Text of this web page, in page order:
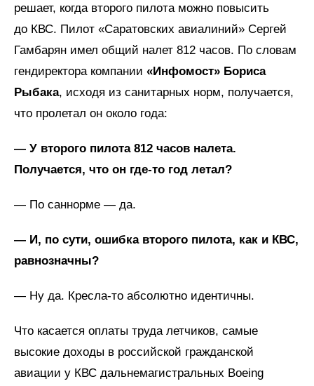
решает, когда второго пилота можно повысить
до КВС. Пилот «Саратовских авиалиний» Сергей
Гамбарян имел общий налет 812 часов. По словам
гендиректора компании «Инфомост» Бориса
Рыбака, исходя из санитарных норм, получается,
что пролетал он около года:
— У второго пилота 812 часов налета.
Получается, что он где-то год летал?
— По саннорме — да.
— И, по сути, ошибка второго пилота, как и КВС,
равнозначны?
— Ну да. Кресла-то абсолютно идентичны.
Что касается оплаты труда летчиков, самые
высокие доходы в российской гражданской
авиации у КВС дальнемагистральных Boeing